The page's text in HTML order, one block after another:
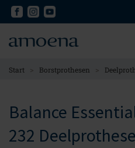
Skip
content
Skip
content
Start > Borstprothesen >
Balance
232